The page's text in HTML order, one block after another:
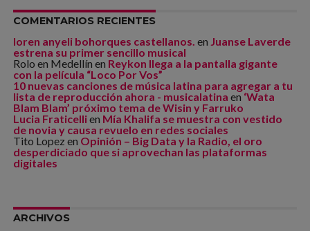
COMENTARIOS RECIENTES
loren anyeli bohorques castellanos. en Juanse Laverde
estrena su primer sencillo musical
Rolo en Medellín en Reykon llega a la pantalla gigante
con la película “Loco Por Vos”
10 nuevas canciones de música latina para agregar a tu
lista de reproducción ahora - musicalatina en ‘Wata
Blam Blam’ próximo tema de Wisin y Farruko
Lucia Fraticellien Mía Khalifa se muestra con vestido
de novia y causa revuelo en redes sociales
Tito Lopez en Opinión – Big Data y la Radio, el oro
desperdiciado que si aprovechan las plataformas
digitales
ARCHIVOS